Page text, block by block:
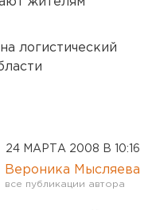
логистический
24 МАРТА 2008 В 10:16
Вероника Мысляева